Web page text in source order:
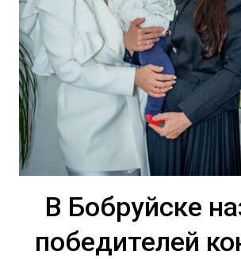
В Бобруйске
победителей